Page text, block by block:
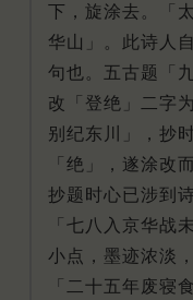
下，旋涂去。「
华山」。此诗人
句也。五古题「
改「登绝」二字
别纪东川」，抄
「绝」，遂涂改
抄题时心已涉到
「七八入京华战
小点，墨迹浓淡
「二十五年废寝